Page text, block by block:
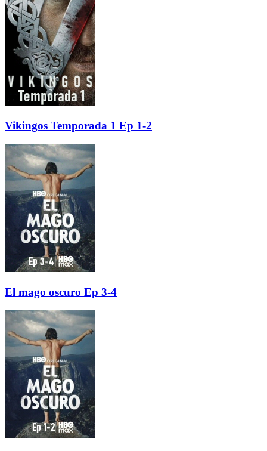
Vikingos Temporada 1 Ep 1-2
El mago oscuro Ep 3-4